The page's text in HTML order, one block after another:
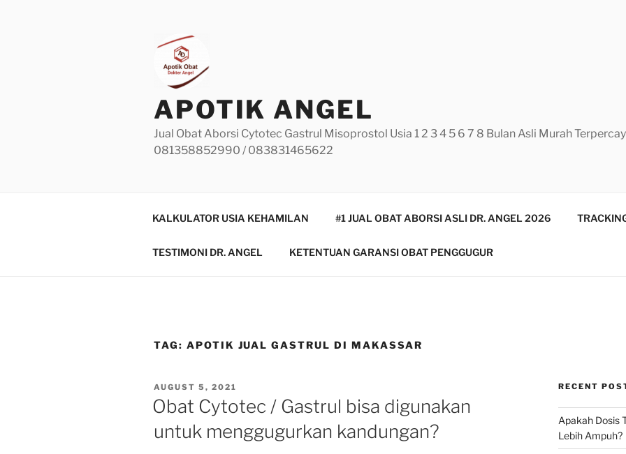
APOTIK ANGEL
Jual Obat Aborsi Cytotec Gastrul Misoprostol Usia 1 2 3 4 5 6 7 8 Bulan Asli Murah
081358852990 / 083831465622
KALKULATOR USIA KEHAMILAN #1 JUAL OBAT ABORSI ASLI DR. ANGEL 2026
TESTIMONI DR. ANGEL KETENTUAN GARANSI OBAT PENGGUGUR
TAG: APOTIK JUAL GASTRUL DI MAKASSAR
POSTED
ON
AUGUST 5, 2021
Obat Cytotec / Gastrul bisa digunakan
untuk menggugurkan kandungan?
RECENT
Apakah Dosis
Lebih Ampuh?